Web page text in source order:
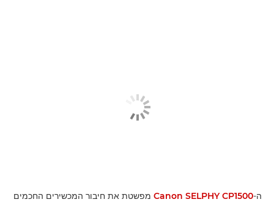
ה-Canon SELPHY CP1500 מפשטת את חיבור המכשירים החכמים